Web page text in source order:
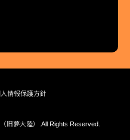
情報保護方針
旧夢大陸） .All Rights Reserved.